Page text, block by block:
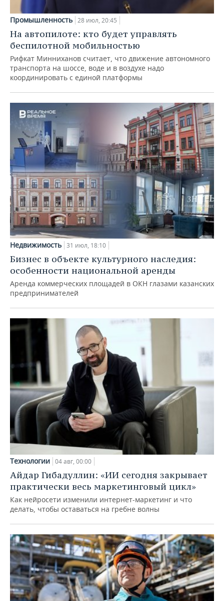
Промышленность 28 июл, 20:45
На автопилоте: кто будет управлять
беспилотной мобильностью
Рифкат Минниханов считает, что движение автономного
транспорта на шоссе, воде и в воздухе надо
координировать с единой платформы
Недвижимость 31 июл, 18:10
Бизнес в объекте культурного наследия:
особенности национальной аренды
Аренда коммерческих площадей в ОКН глазами казанских
предпринимателей
Технологии 04 авг, 00:00
Айдар Гибадуллин: «ИИ сегодня закрывает
практически весь маркетинговый цикл»
Как нейросети изменили интернет-маркетинг и что
делать, чтобы оставаться на гребне волны